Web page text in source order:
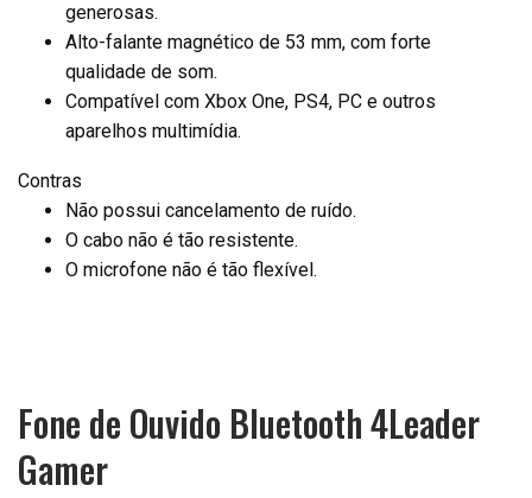
generosas.
Alto-falante magnético de 53 mm, com forte
qualidade de som.
Compatível com Xbox One, PS4, PC e outros
aparelhos multimídia.
Contras
Não possui cancelamento de ruído.
O cabo não é tão resistente.
O microfone não é tão flexível.
Fone de Ouvido Bluetooth 4Leader
Gamer